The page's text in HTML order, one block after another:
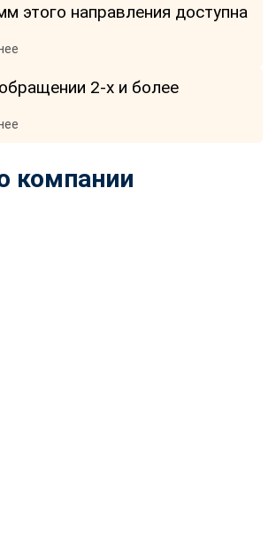
этого направления доступна
2-х и более
компании